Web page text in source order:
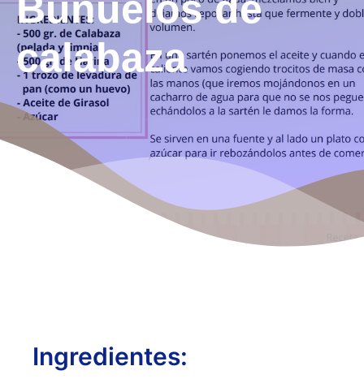
calabaza
Ingredientes: